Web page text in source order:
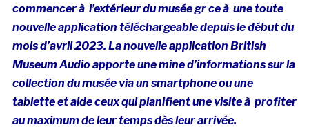
commencer à l’extérieur du musée gr ce à une toute
nouvelle application téléchargeable depuis le début du
mois d’avril 2023. La nouvelle application British
Museum Audio apporte une mine d’informations sur la
collection du musée via un smartphone ou une
tablette et aide ceux qui planifient une visite à profiter
au maximum de leur temps dès leur arrivée.